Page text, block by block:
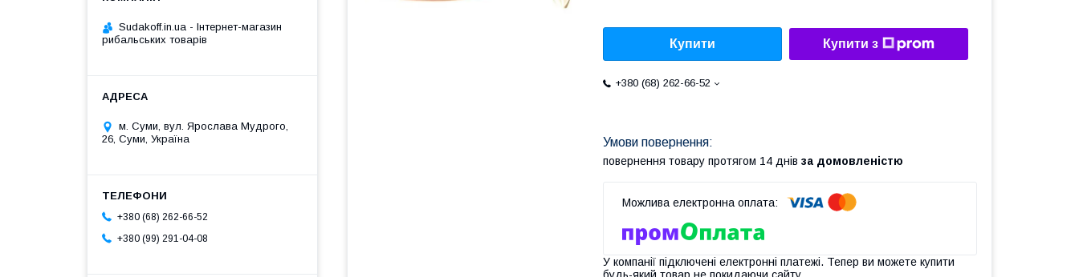
Купити Купити з
+380 (68) 262-66-52
повернення товару протягом 14 днів за домовленістю
У компанії підключені електронні платежі. Тепер ви можете купити
будь-який товар не покидаючи сайту.
Sudakoff.in.ua - Інтернет-магазин
рибальських товарів
м. Суми, вул. Ярослава Мудрого,
26, Суми, Україна
+380 (68) 262-66-52
+380 (99) 291-04-08